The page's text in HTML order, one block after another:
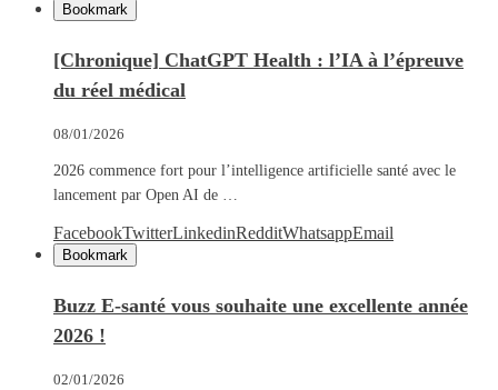
Bookmark
[Chronique] ChatGPT Health : l’IA à l’épreuve
du réel médical
08/01/2026
2026 commence fort pour l’intelligence artificielle santé avec le
lancement par Open AI de …
FacebookTwitterLinkedinRedditWhatsappEmail
Bookmark
Buzz E-santé vous souhaite une excellente année
2026 !
02/01/2026